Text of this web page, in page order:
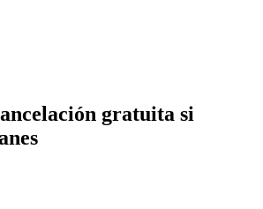
gratuita si